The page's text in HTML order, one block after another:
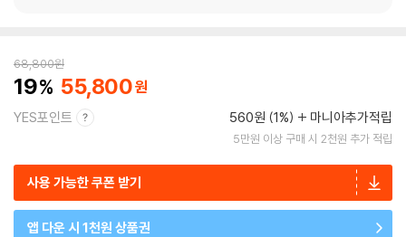
68,800원
19 55,800
YES포인트 560원 (1%) 마니아추가적립
5만원 이상 구매 시 2천원 추가 적립
사용 가능한 쿠폰 받기
앱 다운 시 1천원 상품권